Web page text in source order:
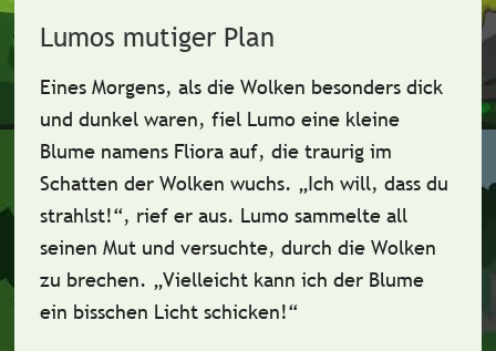
Lumos mutiger Plan
Eines Morgens, als die Wolken besonders dick
und dunkel waren, fiel Lumo eine kleine
Blume namens Fliora auf, die traurig im
Schatten der Wolken wuchs. „Ich will, dass du
strahlst!“, rief er aus. Lumo sammelte all
seinen Mut und versuchte, durch die Wolken
zu brechen. „Vielleicht kann ich der Blume
ein bisschen Licht schicken!“